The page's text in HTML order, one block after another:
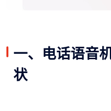
一、电话语音
状